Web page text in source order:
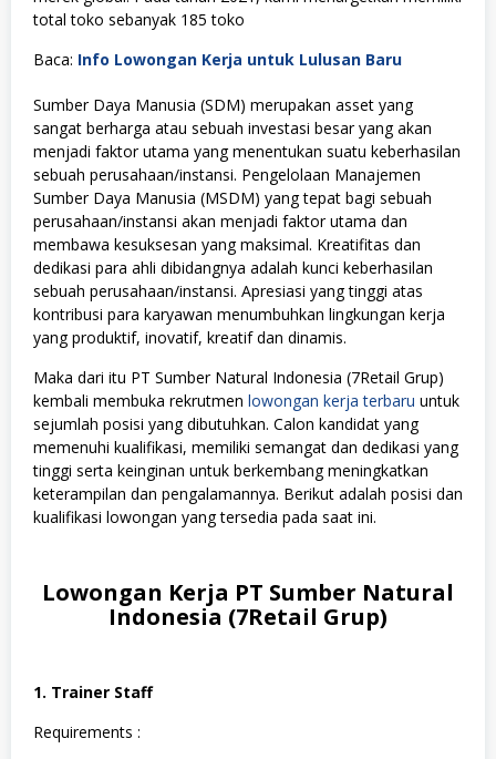
total toko sebanyak 185 toko
Baca: Info Lowongan Kerja untuk Lulusan Baru
Sumber Daya Manusia (SDM) merupakan asset yang
sangat berharga atau sebuah investasi besar yang akan
menjadi faktor utama yang menentukan suatu keberhasilan
sebuah perusahaan/instansi. Pengelolaan Manajemen
Sumber Daya Manusia (MSDM) yang tepat bagi sebuah
perusahaan/instansi akan menjadi faktor utama dan
membawa kesuksesan yang maksimal. Kreatifitas dan
dedikasi para ahli dibidangnya adalah kunci keberhasilan
sebuah perusahaan/instansi. Apresiasi yang tinggi atas
kontribusi para karyawan menumbuhkan lingkungan kerja
yang produktif, inovatif, kreatif dan dinamis.
Maka dari itu PT Sumber Natural Indonesia (7Retail Grup)
kembali membuka rekrutmen lowongan kerja terbaru untuk
sejumlah posisi yang dibutuhkan. Calon kandidat yang
memenuhi kualifikasi, memiliki semangat dan dedikasi yang
tinggi serta keinginan untuk berkembang meningkatkan
keterampilan dan pengalamannya. Berikut adalah posisi dan
kualifikasi lowongan yang tersedia pada saat ini.
Lowongan Kerja PT Sumber Natural
Indonesia (7Retail Grup)
1. Trainer Staff
Requirements :